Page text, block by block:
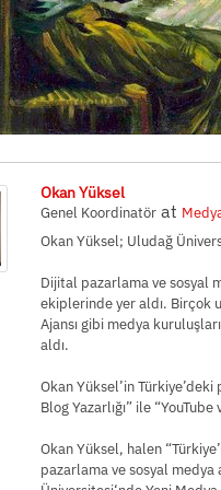
Okan Yüksel
Genel Koordinatör at
Okan Yüksel; Uludağ
Dijital pazarlama ve sosyal
ekiplerinde yer aldı. Birçok
Ajansı gibi medya
aldı.
Okan Yüksel’in
Blog Yazarlığı” ile
Okan Yüksel, halen
pazarlama ve sosyal medya